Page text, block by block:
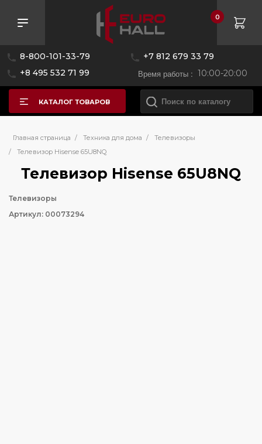
8-800-101-33-79
+7 812 679 33 79
+8 495 532 71 99
Время работы : 10:00-20:00
0
КАТАЛОГ ТОВАРОВ
Главная страница / Техника для дома /
Телевизоры
/
Телевизор Hisense 65U8NQ
Телевизор Hisense 65U8NQ
Телевизоры
Артикул: 00073294